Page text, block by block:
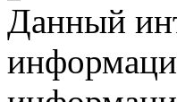
Данный